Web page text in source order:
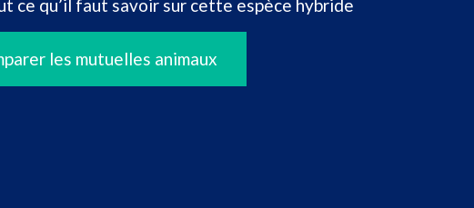
ce qu’il faut savoir sur cette espèce hybride
les mutuelles animaux